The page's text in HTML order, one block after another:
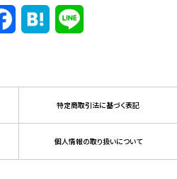
FacebookHatena
特定商取引法に基づく表記
個人情報の取り扱いについて